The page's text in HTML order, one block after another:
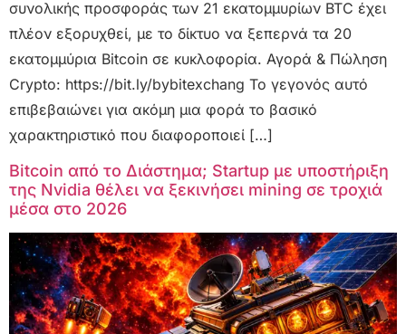
συνολικής προσφοράς των 21 εκατομμυρίων BTC έχει
πλέον εξορυχθεί, με το δίκτυο να ξεπερνά τα 20
εκατομμύρια Bitcoin σε κυκλοφορία. Αγορά & Πώληση
Crypto: https://bit.ly/bybitexchang Το γεγονός αυτό
επιβεβαιώνει για ακόμη μια φορά το βασικό
χαρακτηριστικό που διαφοροποιεί […]
Bitcoin από το Διάστημα; Startup με υποστήριξη
της Nvidia θέλει να ξεκινήσει mining σε τροχιά
μέσα στο 2026